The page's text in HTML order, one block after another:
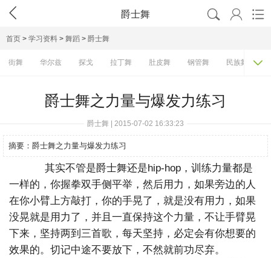
 爵士舞   
首页 > 学习资料 > 舞蹈 > 爵士舞
街舞 华尔兹 探戈 拉丁舞 肚皮舞 钢管舞 民族舞 
爵士舞之力量与爆发力练习
爵士舞 | 2015-07-02 16:33:23
摘要： 爵士舞之力量与爆发力练习
其实不管是爵士舞还是hip-hop，训练力量都是
一样的，你握拳双手侧平举，然后用力，如果旁边的人
在你小臂上方敲打，你的手晃了，就是没有用力，如果
没晃就是用力了，并且一直保持这个力量，不让手臂晃
下来，坚持两到三首歌，每天坚持，必定会有你想要的
效果的。切记中途不要放下，不然就前功尽弃。